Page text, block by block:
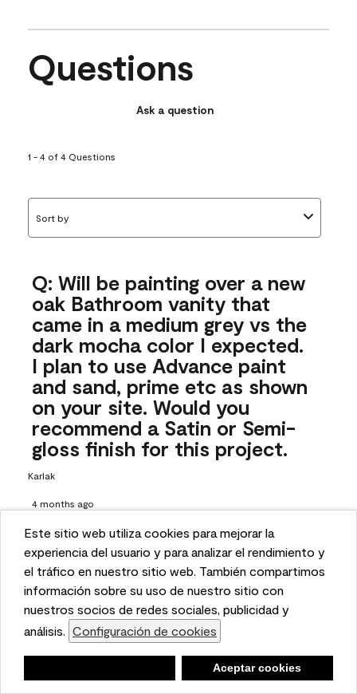
This website uses cookies to enhance user experience
and to analyze performance and traffic on our website.
We also share information about your use of our site
with our social media, advertising, and analytics
partners. Cookie Settings
Accept Cookies
Este sitio web utiliza cookies para mejorar la
experiencia del usuario y para analizar el rendimiento y
el tráfico en nuestro sitio web. También compartimos
información sobre su uso de nuestro sitio con
nuestros socios de redes sociales, publicidad y
análisis. Configuración de cookies
Aceptar cookies
Questions
Ask a question
1 - 4 of 4 Questions
Sort by
Q: Will be painting over a new
oak Bathroom vanity that
came in a medium grey vs the
dark mocha color I expected.
I plan to use Advance paint
and sand, prime etc as shown
on your site. Would you
recommend a Satin or Semi-
gloss finish for this project.
Karlak
4 months ago
1 Answer Answer this Question
A: Hi there! Choosing the right sheen is all up to your design
style and preference, but if you want your vanity to have a
bit more shine to it, we suggest opting for the semi-gloss.
To learn more about choosing the right sheen, check out
our guide here: https://www.benjaminmoore.com/en-